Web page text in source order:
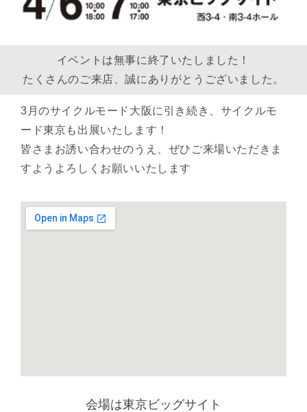
イベントは無事に終了いたしました！
たくさんのご来店、誠にありがとうございました。
3月のサイクルモード大阪に引き続き、サイクルモ
ード東京も出展いたします！
皆さまお誘い合わせのうえ、ぜひご来場いただきま
すようよろしくお願いいたします
会場は東京ビッグサイト